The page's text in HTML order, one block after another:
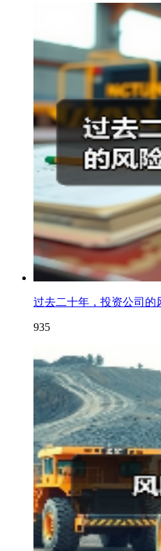
过去二十年，投资公司的
935